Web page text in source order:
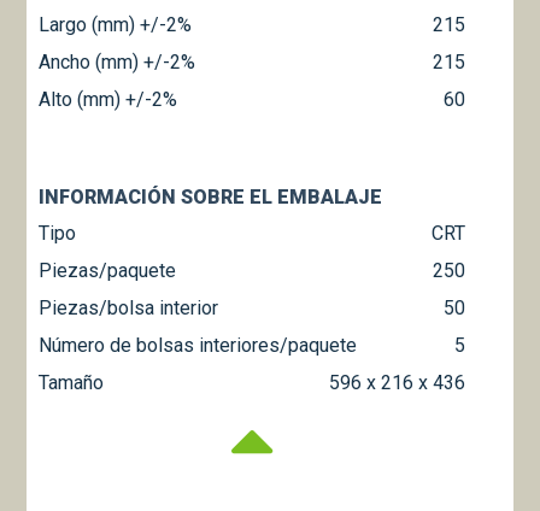
Largo (mm) +/-2%
215
Ancho (mm) +/-2%
215
Alto (mm) +/-2%
60
INFORMACIÓN SOBRE EL EMBALAJE
Tipo
CRT
Piezas/paquete
250
Piezas/bolsa interior
50
Número de bolsas interiores/paquete
5
Tamaño
596 x 216 x 436